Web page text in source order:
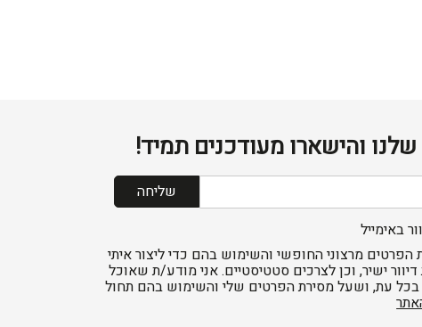
שלנו והישארו מעודכנים תמיד!
שליחה
באימייל
מרצוני החופשי והשימוש בהם כדי ליצור איתי
ישיר, וכן לצרכים סטטיסטיים. אני מודע/ת שאוכל
עת, ושעל מסירת הפרטים שלי והשימוש בהם תחול